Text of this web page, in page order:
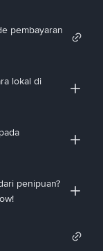
pembayaran
lokal di
penipuan?